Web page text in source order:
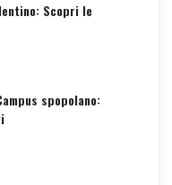
Scopri le
spopolano: